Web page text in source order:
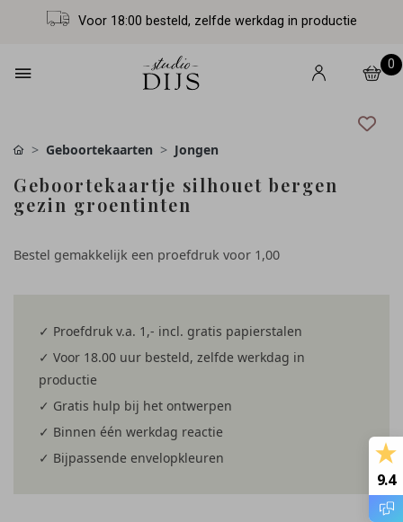
Voor 18:00 besteld, zelfde werkdag in productie
0
Geboortekaarten Jongen
Geboortekaartje silhouet bergen
gezin groentinten
Bestel gemakkelijk een proefdruk voor 1,00
✓ Proefdruk v.a. 1,- incl. gratis papierstalen
✓ Voor 18.00 uur besteld, zelfde werkdag in
productie
✓ Gratis hulp bij het ontwerpen
✓ Binnen één werkdag reactie
✓ Bijpassende envelopkleuren
9.4